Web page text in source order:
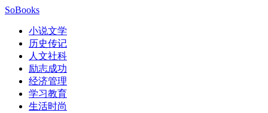
SoBooks
小说文学
历史传记
人文社科
励志成功
经济管理
学习教育
生活时尚